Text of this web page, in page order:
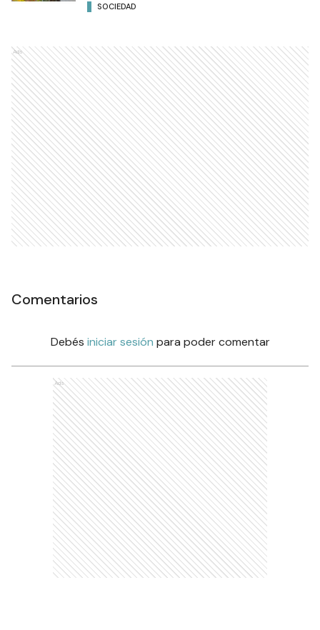
SOCIEDAD
Ads
Comentarios
Debés iniciar sesión para poder comentar
Ads